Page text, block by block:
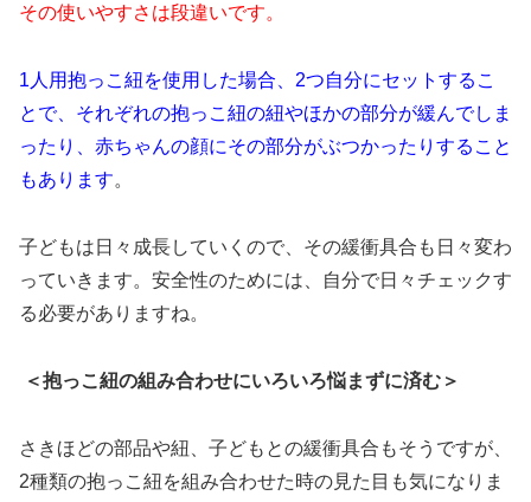
その使いやすさは段違いです。
1人用抱っこ紐を使用した場合、2つ自分にセットするこ
とで、それぞれの抱っこ紐の紐やほかの部分が緩んでしま
ったり、赤ちゃんの顔にその部分がぶつかったりすること
もあります。
子どもは日々成長していくので、その緩衝具合も日々変わ
っていきます。安全性のためには、自分で日々チェックす
る必要がありますね。
＜抱っこ紐の組み合わせにいろいろ悩まずに済む＞
さきほどの部品や紐、子どもとの緩衝具合もそうですが、
2種類の抱っこ紐を組み合わせた時の見た目も気になりま